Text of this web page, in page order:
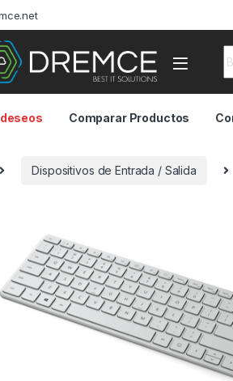
Comparar Productos
Dispositivos de Entrada / Salida